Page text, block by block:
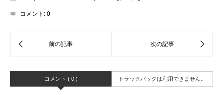
コメント: 0
コメント ( 0 ) トラックバックは利用できません。